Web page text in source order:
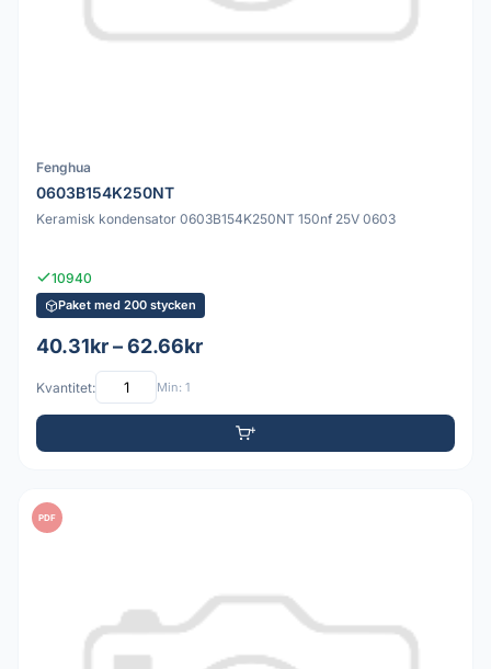
Fenghua
0603B154K250NT
Keramisk kondensator 0603B154K250NT 150nf 25V 0603
10940
Paket med 200 stycken
40.31kr – 62.66kr
Kvantitet: Min: 1
PDF